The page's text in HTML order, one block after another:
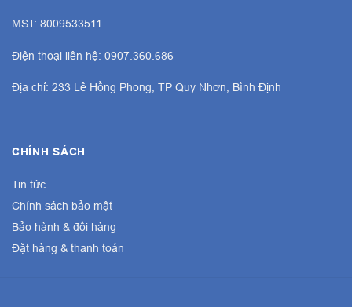
MST: 8009533511
Điện thoại liên hệ: 0907.360.686
Địa chỉ: 233 Lê Hồng Phong, TP Quy Nhơn, Bình Định
CHÍNH SÁCH
Tin tức
Chính sách bảo mật
Bảo hành & đổi hàng
Đặt hàng & thanh toán